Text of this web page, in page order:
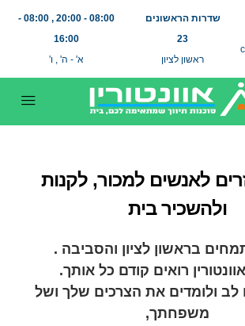
שדרות הראשונים
23
ראשון לציון
08:00 - 20:00 , 08:00 -
16:00
א' - ה' , ו'
לאנשים למכור, לקנות
ולהשכיר בית
בראשון לציון והסביבה .
רואים קודם כל אותך.
ולומדים את הצרכים שלך ושל
משפחתך,